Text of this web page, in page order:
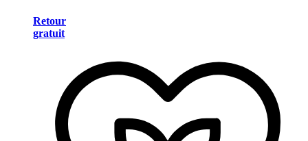
Retour
gratuit